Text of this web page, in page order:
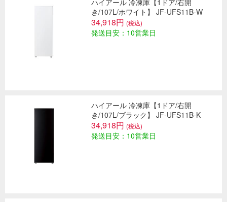
き/107L/ホワイト】 JF-UFS11B-W
34,918円 (税込)
発送目安：10営業日
ハイアール 冷凍庫【1ドア/右開
き/107L/ブラック】 JF-UFS11B-K
34,918円 (税込)
発送目安：10営業日